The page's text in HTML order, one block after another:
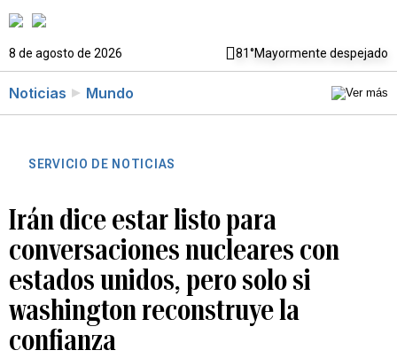
8 de agosto de 2026 81°Mayormente despejado
Noticias Mundo
SERVICIO DE NOTICIAS
Irán dice estar listo para
conversaciones nucleares con
estados unidos, pero solo si
washington reconstruye la
confianza